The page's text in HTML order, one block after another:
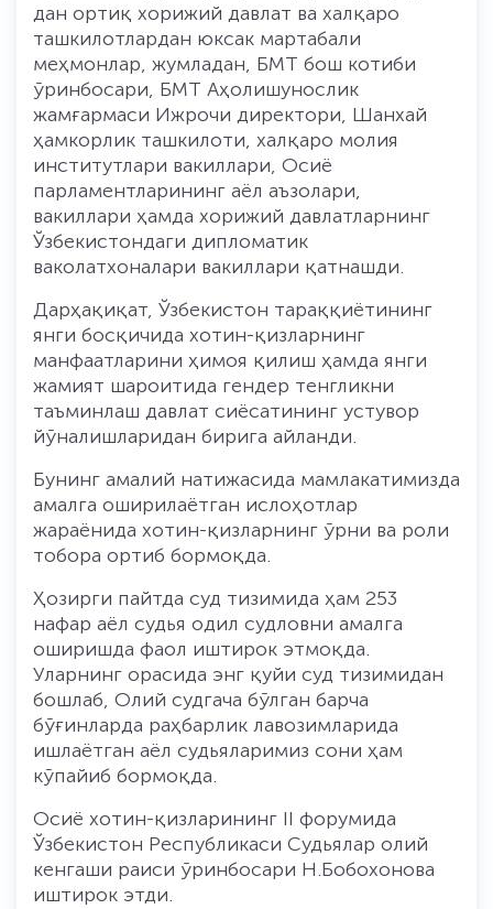
дан ортиқ хорижий давлат ва халқаро
ташкилотлардан юксак мартабали
меҳмонлар, жумладан, БМТ бош котиби
ўринбосари, БМТ Аҳолишунослик
жамғармаси Ижрочи директори, Шанхай
ҳамкорлик ташкилоти, халқаро молия
институтлари вакиллари, Осиё
парламентларининг аёл аъзолари,
вакиллари ҳамда хорижий давлатларнинг
Ўзбекистондаги дипломатик
ваколатхоналари вакиллари қатнашди.
Дарҳақиқат, Ўзбекистон тараққиётининг
янги босқичида хотин-қизларнинг
манфаатларини ҳимоя қилиш ҳамда янги
жамият шароитида гендер тенгликни
таъминлаш давлат сиёсатининг устувор
йўналишларидан бирига айланди.
Бунинг амалий натижасида мамлакатимизда
амалга оширилаётган ислоҳотлар
жараёнида хотин-қизларнинг ўрни ва роли
тобора ортиб бормоқда.
Ҳозирги пайтда суд тизимида ҳам 253
нафар аёл судья одил судловни амалга
оширишда фаол иштирок этмоқда.
Уларнинг орасида энг қуйи суд тизимидан
бошлаб, Олий судгача бўлган барча
бўғинларда раҳбарлик лавозимларида
ишлаётган аёл судьяларимиз сони ҳам
кўпайиб бормоқда.
Осиё хотин-қизларининг II форумида
Ўзбекистон Республикаси Судьялар олий
кенгаши раиси ўринбосари Н.Бобохонова
иштирок этди.